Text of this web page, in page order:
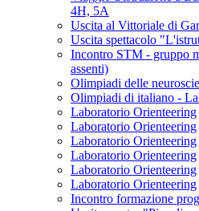
4H, 5A
Uscita al Vittoriale di
Uscita spettacolo
Incontro STM - gruppo
assenti)
Olimpiadi delle
Olimpiadi di italiano -
Laboratorio Orienteering
Laboratorio Orienteering
Laboratorio Orienteering
Laboratorio Orienteering
Laboratorio Orienteering
Laboratorio Orienteering
Incontro formazione